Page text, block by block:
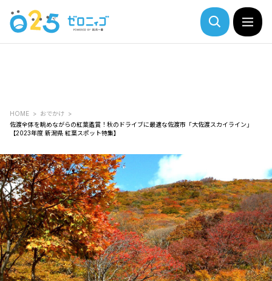
HOME
おでかけ
佐渡全体を眺めながらの紅葉鑑賞！秋のドライブに最適な佐渡市「大佐渡スカイライン」
【2023年度 新潟県 紅葉スポット特集】